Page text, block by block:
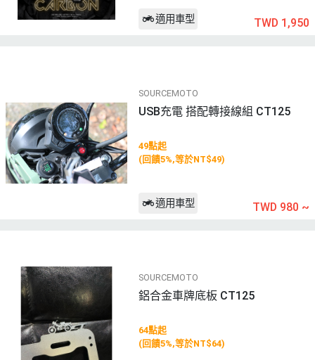
適用車型 TWD 1,950
SOURCEMOTO
USB充電 搭配轉接線組 CT125
49點起
(回饋5%,等於NT$49)
適用車型 TWD 980 ~
SOURCEMOTO
鋁合金車牌底板 CT125
64點起
(回饋5%,等於NT$64)